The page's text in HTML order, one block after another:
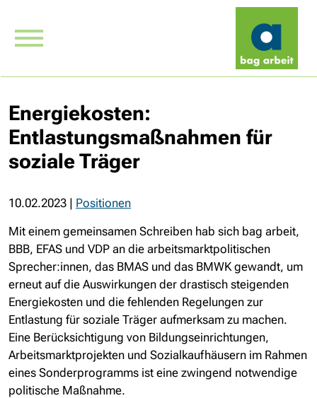
Energiekosten:
Entlastungsmaßnahmen für
soziale Träger
10.02.2023 | Positionen
Mit einem gemeinsamen Schreiben hab sich bag arbeit,
BBB, EFAS und VDP an die arbeitsmarktpolitischen
Sprecher:innen, das BMAS und das BMWK gewandt, um
erneut auf die Auswirkungen der drastisch steigenden
Energiekosten und die fehlenden Regelungen zur
Entlastung für soziale Träger aufmerksam zu machen.
Eine Berücksichtigung von Bildungseinrichtungen,
Arbeitsmarktprojekten und Sozialkaufhäusern im Rahmen
eines Sonderprogramms ist eine zwingend notwendige
politische Maßnahme.